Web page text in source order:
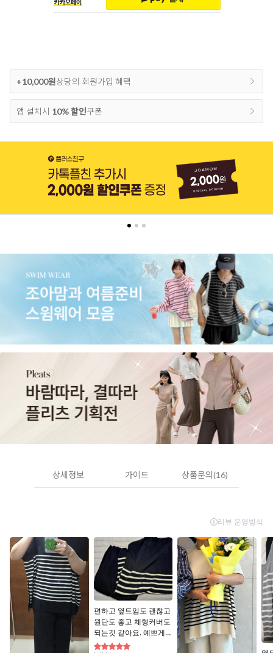
+10,000원상당의 회원가입 혜택
앱 설치시 10% 할인쿠폰
상세정보 가이드 상품문의(16)